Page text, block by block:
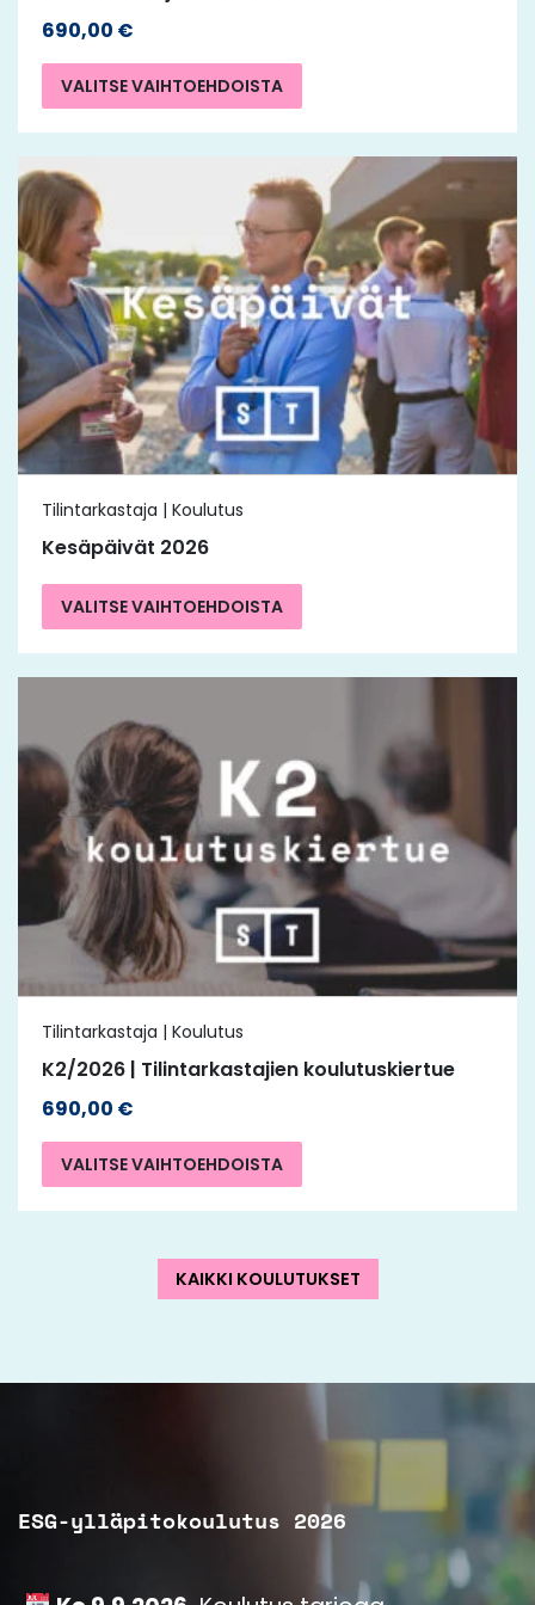
690,00 €
VALITSE VAIHTOEHDOISTA
Tilintarkastaja | Koulutus
Kesäpäivät 2026
VALITSE VAIHTOEHDOISTA
Tilintarkastaja | Koulutus
K2/2026 | Tilintarkastajien koulutuskiertue
690,00 €
VALITSE VAIHTOEHDOISTA
KAIKKI KOULUTUKSET
ESG-ylläpitokoulutus 2026